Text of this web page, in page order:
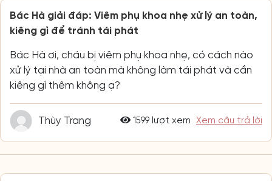
Bác Hà giải đáp: Viêm phụ khoa nhẹ xử lý an toàn,
kiêng gì để tránh tái phát
Bác Hà ơi, cháu bị viêm phụ khoa nhẹ, có cách nào
xử lý tại nhà an toàn mà không làm tái phát và cần
kiêng gì thêm không ạ?
Thùy Trang 1599 lượt xem Xem câu trả lời